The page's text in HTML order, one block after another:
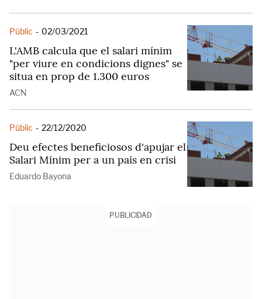
Públic - 02/03/2021
L'AMB calcula que el salari mínim
"per viure en condicions dignes" se
situa en prop de 1.300 euros
ACN
Públic - 22/12/2020
Deu efectes beneficiosos d'apujar el
Salari Mínim per a un país en crisi
Eduardo Bayona
PUBLICIDAD